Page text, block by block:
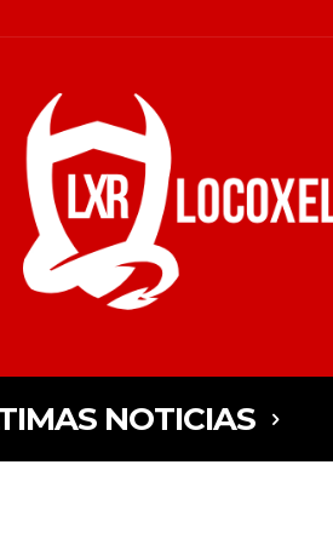
NOTICIAS